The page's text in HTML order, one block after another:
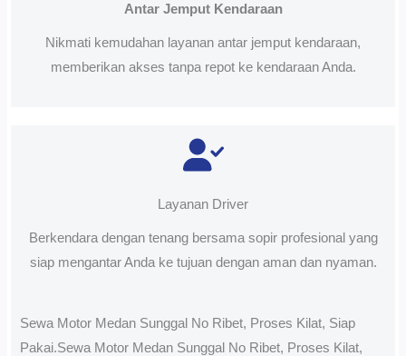
Antar Jemput Kendaraan
Nikmati kemudahan layanan antar jemput kendaraan,
memberikan akses tanpa repot ke kendaraan Anda.
Layanan Driver
Berkendara dengan tenang bersama sopir profesional yang
siap mengantar Anda ke tujuan dengan aman dan nyaman.
Sewa Motor Medan Sunggal No Ribet, Proses Kilat, Siap
Pakai.Sewa Motor Medan Sunggal No Ribet, Proses Kilat,